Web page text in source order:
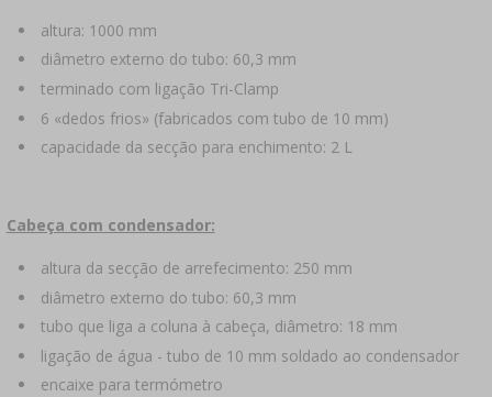
altura: 1000 mm
diâmetro externo do tubo: 60,3 mm
terminado com ligação Tri-Clamp
6 «dedos frios» (fabricados com tubo de 10 mm)
capacidade da secção para enchimento: 2 L
Cabeça com condensador:
altura da secção de arrefecimento: 250 mm
diâmetro externo do tubo: 60,3 mm
tubo que liga a coluna à cabeça, diâmetro: 18 mm
ligação de água - tubo de 10 mm soldado ao condensador
encaixe para termómetro